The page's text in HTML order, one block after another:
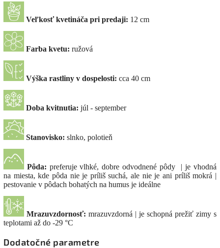
Veľkosť kvetináča pri predaji: 12 cm
Farba kvetu: ružová
Výška rastliny v dospelosti: cca 40 cm
Doba kvitnutia: júl - september
Stanovisko: slnko, polotieň
Pôda: preferuje vlhké, dobre odvodnené pôdy | je vhodná
na miesta, kde pôda nie je príliš suchá, ale nie je ani príliš mokrá |
pestovanie v pôdach bohatých na humus je ideálne
Mrazuvzdornosť: mrazuvzdorná | je schopná prežiť zimy s
teplotami až do -29 °C
Dodatočné parametre